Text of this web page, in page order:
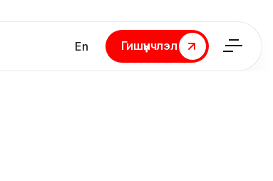
En
Гишүүнчлэл
Гишүүнчлэл